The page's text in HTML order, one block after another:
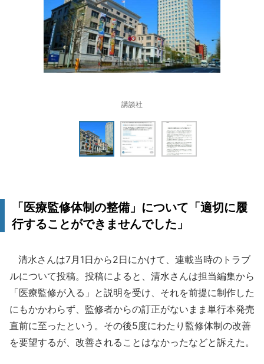
講談社
「医療監修体制の整備」について「適切に履
行することができませんでした」
清水さんは7月1日から2日にかけて、連載当時のトラブ
ルについて投稿。投稿によると、清水さんは担当編集から
「医療監修が入る」と説明を受け、それを前提に制作した
にもかかわらず、監修者からの訂正がないまま単行本発売
直前に至ったという。その後5度にわたり監修体制の改善
を要望するが、改善されることはなかったなどと訴えた。